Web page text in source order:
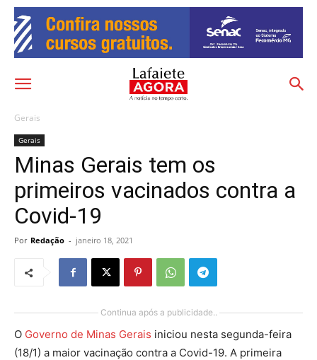
Gerais
Gerais
Minas Gerais tem os
primeiros vacinados contra a
Covid-19
Por Redação - janeiro 18, 2021
Continua após a publicidade..
O Governo de Minas Gerais iniciou nesta segunda-feira
(18/1) a maior vacinação contra a Covid-19. A primeira